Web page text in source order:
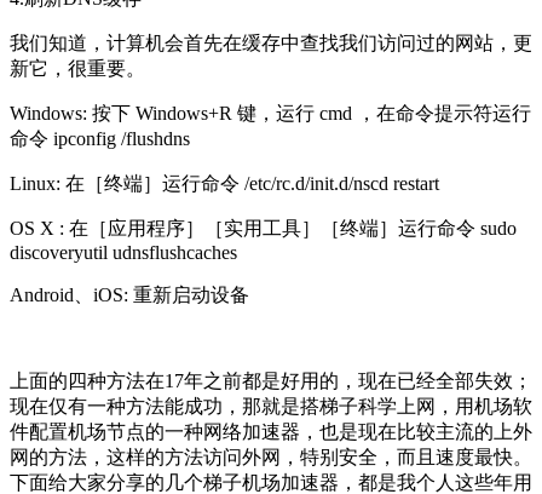
我们知道，计算机会首先在缓存中查找我们访问过的网站，更
新它，很重要。
Windows: 按下 Windows+R 键，运行 cmd ，在命令提示符运行
命令 ipconfig /flushdns
Linux: 在［终端］运行命令 /etc/rc.d/init.d/nscd restart
OS X : 在［应用程序］［实用工具］［终端］运行命令 sudo
discoveryutil udnsflushcaches
Android、iOS: 重新启动设备
上面的四种方法在17年之前都是好用的，现在已经全部失效；
现在仅有一种方法能成功，那就是搭梯子科学上网，用机场软
件配置机场节点的一种网络加速器，也是现在比较主流的上外
网的方法，这样的方法访问外网，特别安全，而且速度最快。
下面给大家分享的几个梯子机场加速器，都是我个人这些年用